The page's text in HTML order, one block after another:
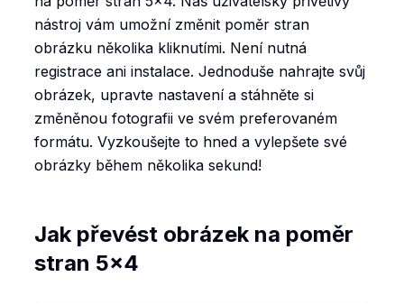
nástroj vám umožní změnit poměr stran
obrázku několika kliknutími. Není nutná
registrace ani instalace. Jednoduše nahrajte svůj
obrázek, upravte nastavení a stáhněte si
změněnou fotografii ve svém preferovaném
formátu. Vyzkoušejte to hned a vylepšete své
obrázky během několika sekund!
Jak převést obrázek na poměr
stran 5x4